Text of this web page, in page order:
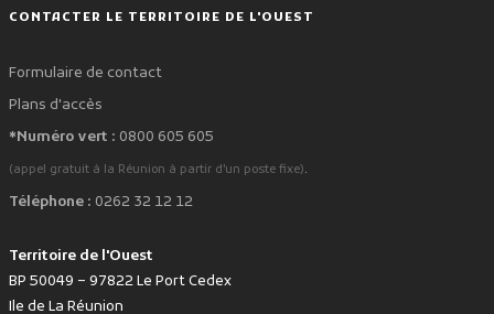
CONTACTER LE TERRITOIRE DE L'OUEST
Formulaire de contact
Plans d'accès
*Numéro vert : 0800 605 605
(appel gratuit à la Réunion à partir d'un poste fixe).
Téléphone : 0262 32 12 12
Territoire de l'Ouest
BP 50049 – 97822 Le Port Cedex
Ile de La Réunion